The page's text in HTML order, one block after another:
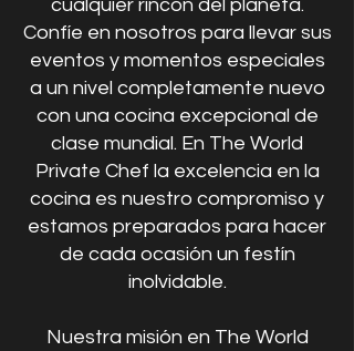
cualquier rincón del planeta.
Confíe en nosotros para llevar sus
eventos y momentos especiales
a un nivel completamente nuevo
con una cocina excepcional de
clase mundial. En The World
Private Chef la excelencia en la
cocina es nuestro compromiso y
estamos preparados para hacer
de cada ocasión un festín
inolvidable.
Nuestra misión en The World